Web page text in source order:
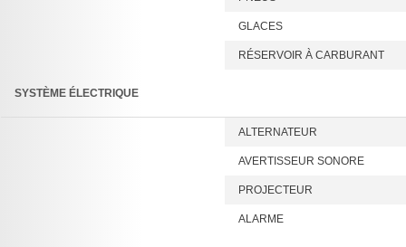
GLACES
RÉSERVOIR À CARBURANT
SYSTÈME ÉLECTRIQUE
ALTERNATEUR
AVERTISSEUR SONORE
PROJECTEUR
ALARME